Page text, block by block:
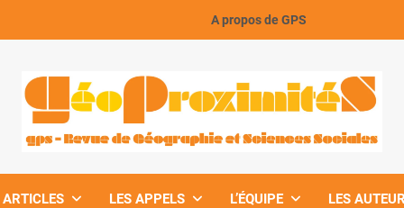
A propos de GPS
GeoProximiteS
ARTICLES LES APPELS L’ÉQUIPE LES